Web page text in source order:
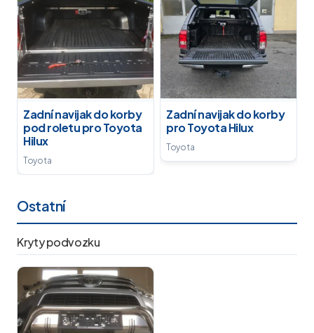
Zadní navijak do korby
pod roletu pro Toyota
Hilux
Toyota
Zadní navijak do korby
pro Toyota Hilux
Toyota
Ostatní
Kryty podvozku